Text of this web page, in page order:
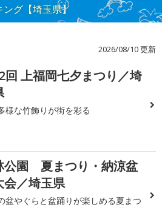
グ【埼玉県】
2026/08/10 更新
回 上福岡七夕まつり／埼
様な竹飾りが街を彩る
公園 夏まつり・納涼盆
会／埼玉県
盆やぐらと盆踊りが楽しめる夏まつ